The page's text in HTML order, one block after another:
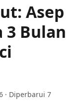
Asep
3 Bulan
· Diperbarui 7